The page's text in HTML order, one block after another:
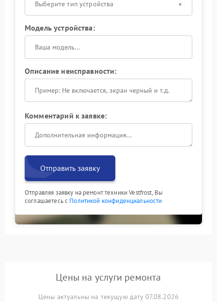
Выберите тип устройства
Модель устройства:
Описание неисправности:
Комментарий к заявке:
Отправить заявку
Отправляя заявку на ремонт техники Vestfrost, Вы
соглашаетесь с Политикой конфиденциальности
Цены на услуги ремонта
Цены актуальны на текущую дату 07.08.2026